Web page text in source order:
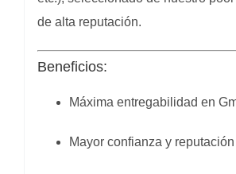
de alta reputación.
Beneficios:
Máxima entregabilidad en
Mayor confianza y